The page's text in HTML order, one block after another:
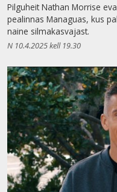
Pilguheit Nathan Morrise
pealinnas Managuas, kus
naine silmakasvajast.
N 10.4.2025 kell 19.30